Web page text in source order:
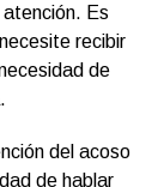
atención. Es
recibir
de
del acoso
de hablar